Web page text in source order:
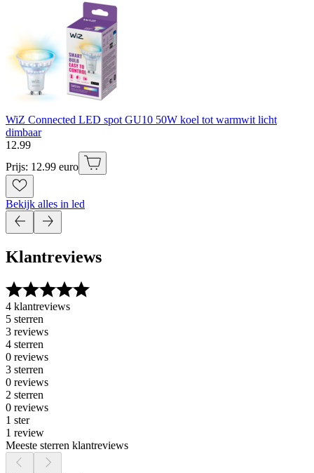
WiZ Connected LED spot GU10 50W koel tot warmwit licht
dimbaar
12.99
Prijs: 12.99 euro
Bekijk alles in led
Klantreviews
4 klantreviews
5 sterren
3 reviews
4 sterren
0 reviews
3 sterren
0 reviews
2 sterren
0 reviews
1 ster
1 review
Meeste sterren klantreviews